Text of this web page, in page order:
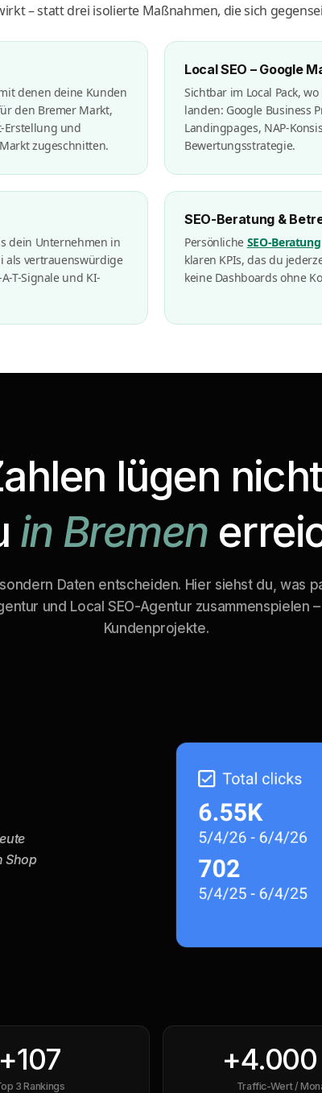
– statt drei isolierte Maßnahmen, die sich
denen deine Kunden
den Bremer Markt,
Erstellung und
zugeschnitten.
Local SEO – Google
Sichtbar im Local Pack,
landen: Google Business
Landingpages, NAP-
Bewertungsstrategie.
dein Unternehmen in
als vertrauenswürdige
T-Signale und KI-
SEO-Beratung &
Persönliche SEO-Beratung
klaren KPIs, das du
keine Dashboards ohne
lügen
in Bremen
Daten entscheiden. Hier siehst du, was
und Local SEO-Agentur zusammenspielen
Kundenprojekte.
Shop
+107
3 Rankings
+4.000
Traffic-Wert /